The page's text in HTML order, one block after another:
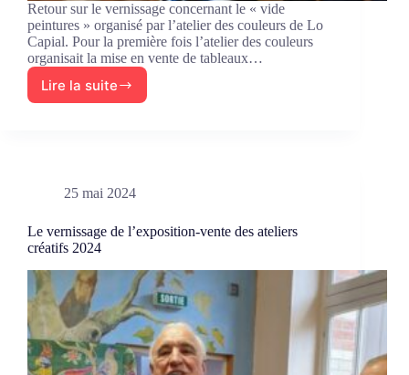
Retour sur le vernissage concernant le « vide
peintures » organisé par l’atelier des couleurs de Lo
Capial. Pour la première fois l’atelier des couleurs
organisait la mise en vente de tableaux…
Lire la suiteVernissage
25 mai 2024
Le vernissage de l’exposition-vente des ateliers
créatifs 2024